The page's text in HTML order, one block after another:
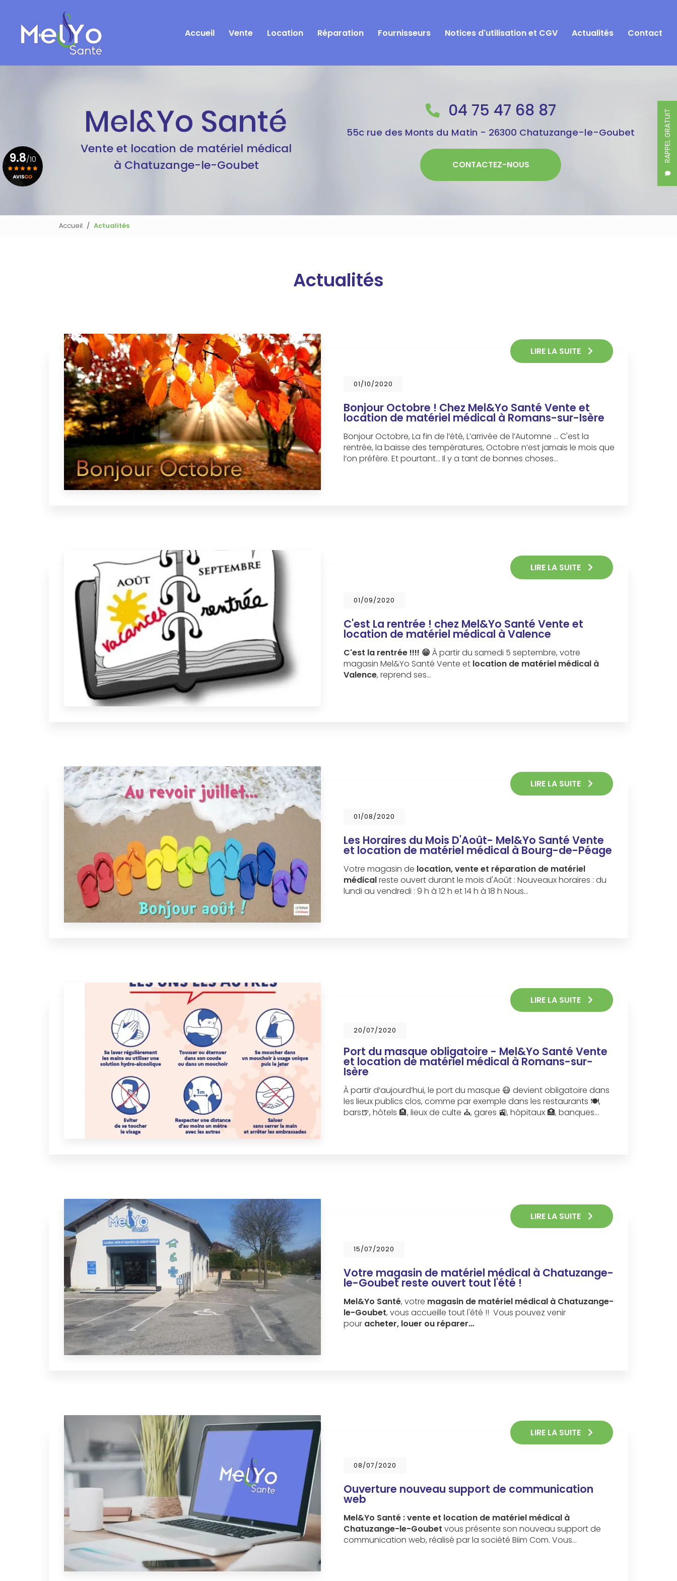
contenu
principal
RAPPEL GRATUIT
Accueil Vente Location Réparation Fournisseurs Notices d'utilisation et CGV Actualités Contact
Vente et location de matériel médical
à Chatuzange-le-Goubet
04 75 47 68 87
55c rue des Monts du Matin - 26300 Chatuzange-le-Goubet
CONTACTEZ-NOUS
9.8/10
Accueil Actualités
Actualités
01/10/2020
Bonjour Octobre ! Chez Mel&Yo Santé Vente et
location de matériel médical à Romans-sur-Isère
Bonjour Octobre, La fin de l’été, L’arrivée de l’Automne ... C'est la
rentrée, la baisse des températures, Octobre n’est jamais le mois que
l’on préfère. Et pourtant… Il y a tant de bonnes choses…
LIRE LA SUITE
01/09/2020
C'est La rentrée ! chez Mel&Yo Santé Vente et
location de matériel médical à Valence
C'est la rentrée !!!! 😁 À partir du samedi 5 septembre, votre
magasin Mel&Yo Santé Vente et location de matériel médical à
Valence, reprend ses…
LIRE LA SUITE
01/08/2020
Les Horaires du Mois D'Août- Mel&Yo Santé Vente
et location de matériel médical à Bourg-de-Péage
Votre magasin de location, vente et réparation de matériel
médicalreste ouvert durant le mois d'Août : Nouveaux horaires : du
lundi au vendredi : 9 h à 12 h et 14 h à 18 h Nous…
LIRE LA SUITE
20/07/2020
Port du masque obligatoire - Mel&Yo Santé Vente
et location de matériel médical à Romans-sur-
Isère
À partir d’aujourd’hui, le port du masque 😷 devient obligatoire dans
les lieux publics clos, comme par exemple dans les restaurants 🍽,
bars🍺, hôtels 🏨, lieux de culte ⛪️, gares 🚉, hôpitaux 🏥, banques…
LIRE LA SUITE
15/07/2020
Votre magasin de matériel médical à Chatuzange-
le-Goubet reste ouvert tout l'été !
Mel&Yo Santé, votre magasin de matériel médical à Chatuzange-
le-Goubet, vous accueille tout l'été !! Vous pouvez venir
pour acheter, louer ou réparer…
LIRE LA SUITE
08/07/2020
Ouverture nouveau support de communication
web
Mel&Yo Santé : vente et location de matériel médical à
Chatuzange-le-Goubet vous présente son nouveau support de
communication web, réalisé par la société Biim Com. Vous…
LIRE LA SUITE